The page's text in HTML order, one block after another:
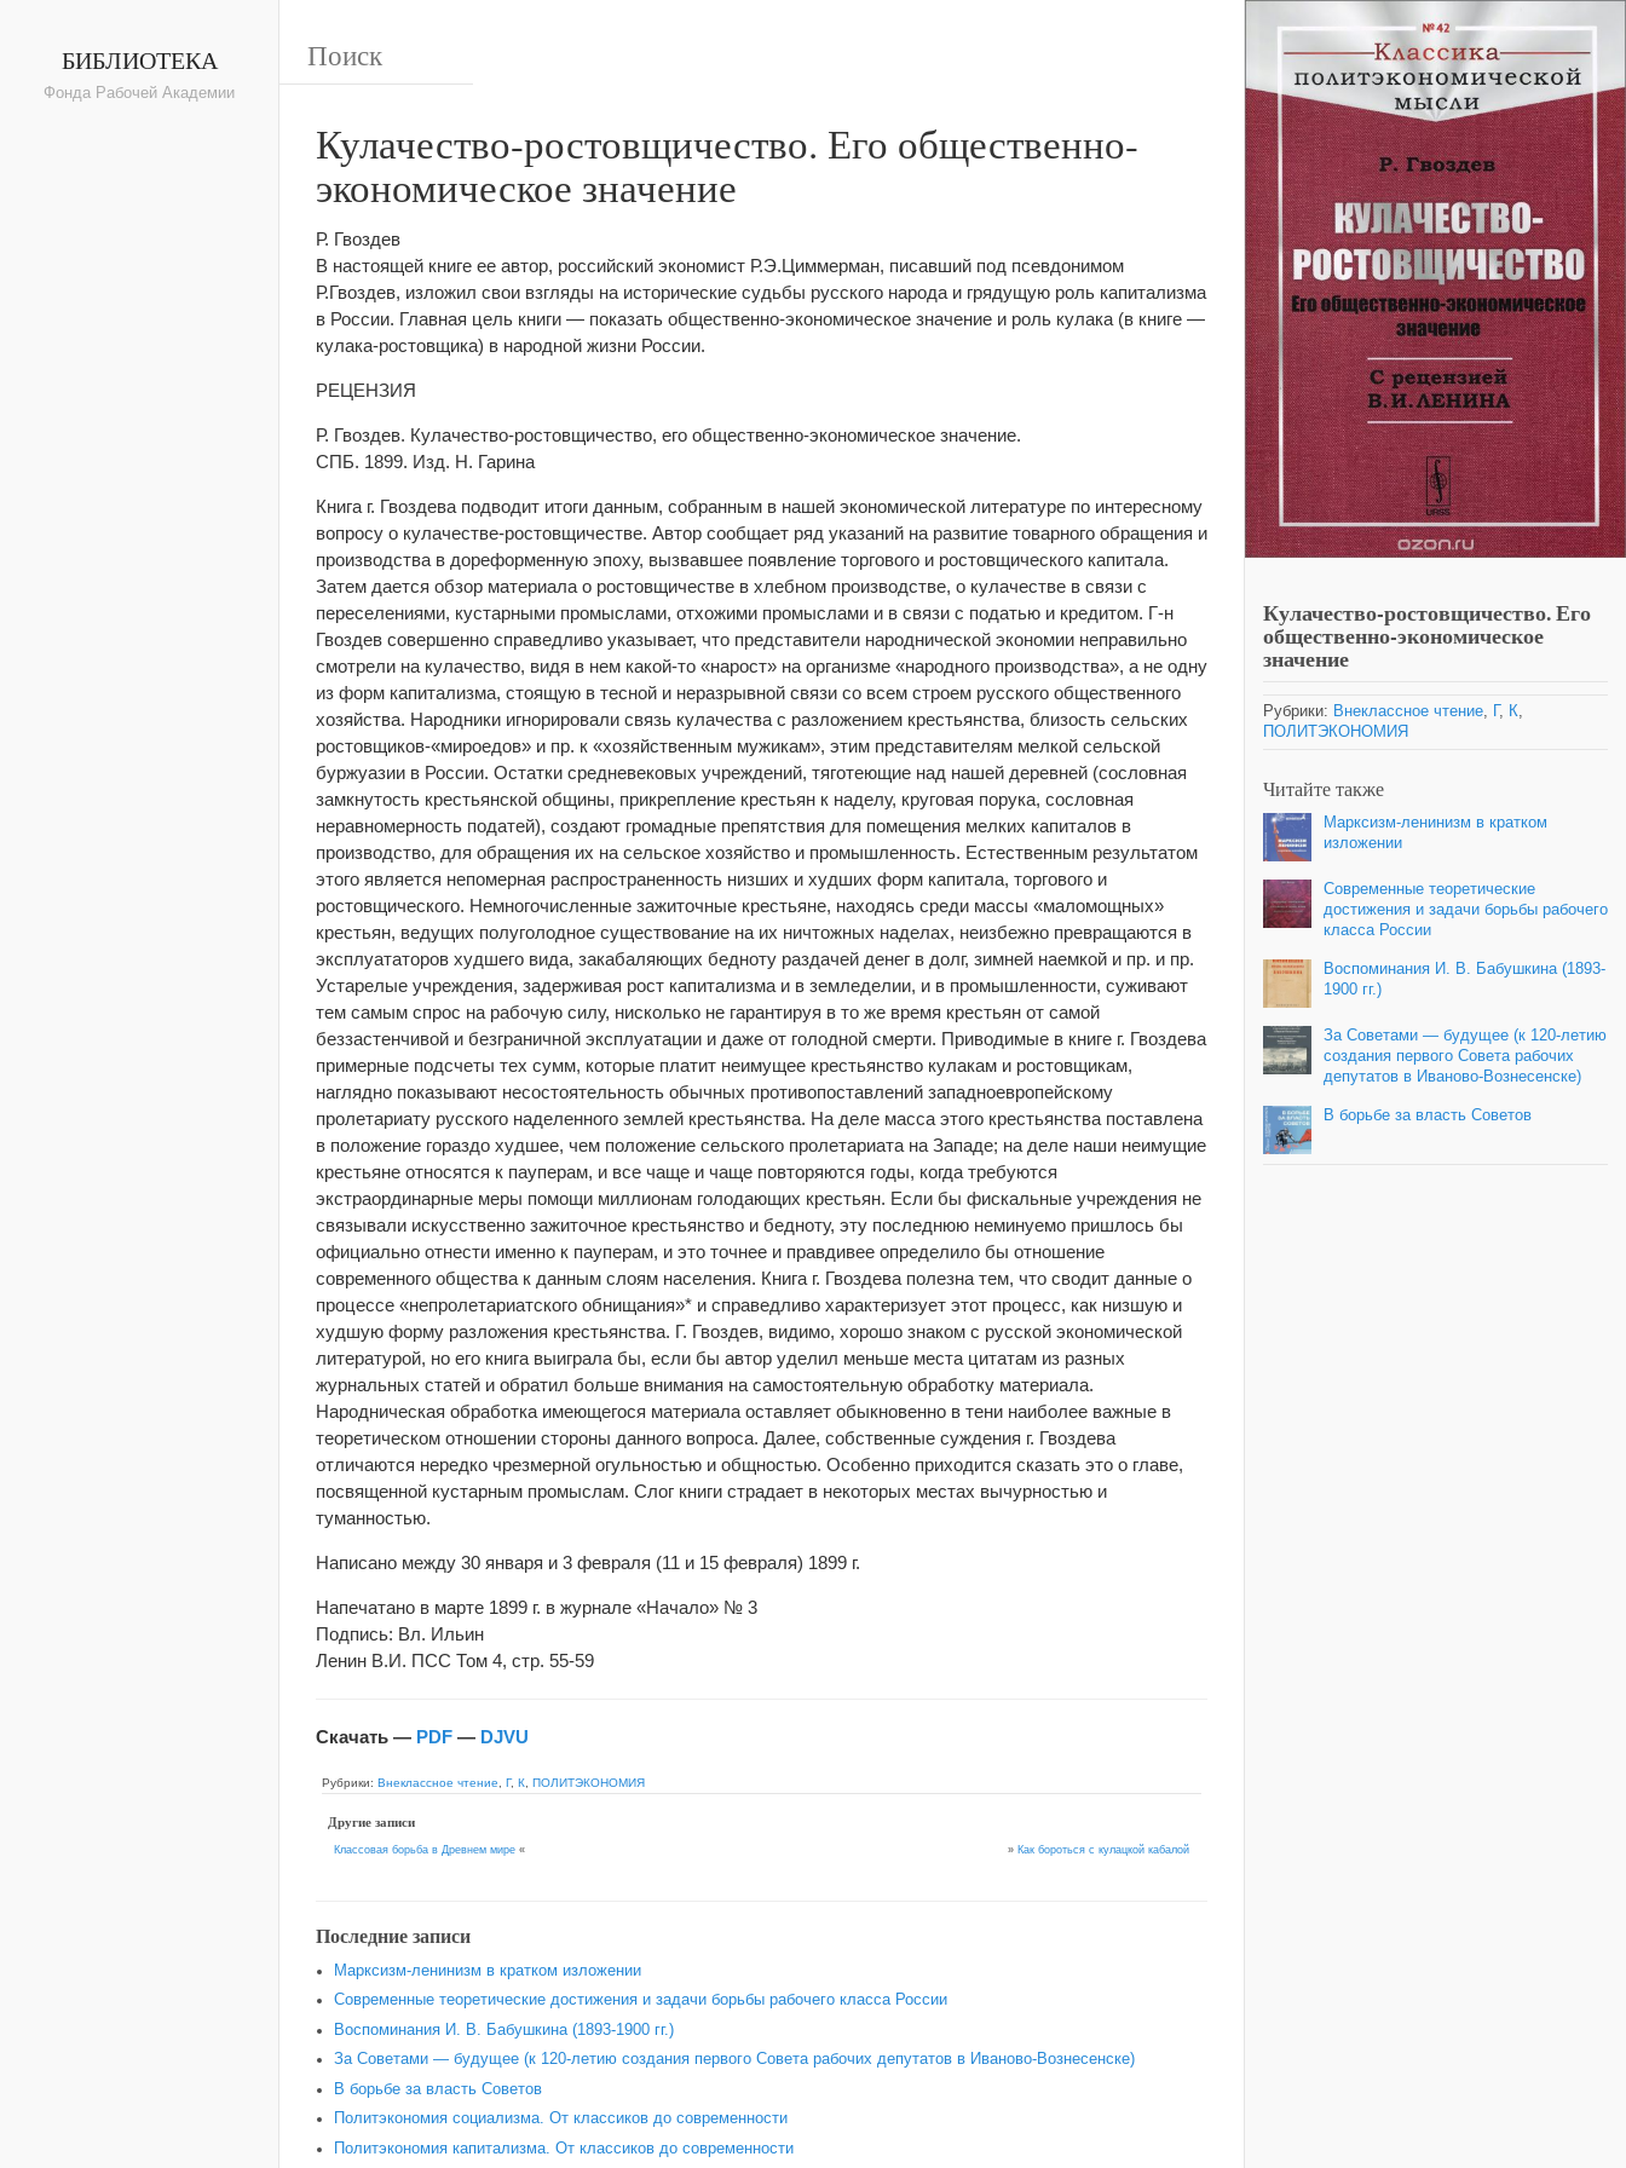
БИБЛИОТЕКА
Фонда Рабочей Академии
Кулачество-ростовщичество. Его общественно-
экономическое значение
Р. Гвоздев
В настоящей книге ее автор, российский экономист Р.Э.Циммерман, писавший под псевдонимом
Р.Гвоздев, изложил свои взгляды на исторические судьбы русского народа и грядущую роль капитализма
в России. Главная цель книги — показать общественно-экономическое значение и роль кулака (в книге —
кулака-ростовщика) в народной жизни России.
РЕЦЕНЗИЯ
Р. Гвоздев. Кулачество-ростовщичество, его общественно-экономическое значение.
СПБ. 1899. Изд. Н. Гарина
Книга г. Гвоздева подводит итоги данным, собранным в нашей экономической литературе по интересному
вопросу о кулачестве-ростовщичестве. Автор сообщает ряд указаний на развитие товарного обращения и
производства в дореформенную эпоху, вызвавшее появление торгового и ростовщического капитала.
Затем дается обзор материала о ростовщичестве в хлебном производстве, о кулачестве в связи с
переселениями, кустарными промыслами, отхожими промыслами и в связи с податью и кредитом. Г-н
Гвоздев совершенно справедливо указывает, что представители народнической экономии неправильно
смотрели на кулачество, видя в нем какой-то «нарост» на организме «народного производства», а не одну
из форм капитализма, стоящую в тесной и неразрывной связи со всем строем русского общественного
хозяйства. Народники игнорировали связь кулачества с разложением крестьянства, близость сельских
ростовщиков-«мироедов» и пр. к «хозяйственным мужикам», этим представителям мелкой сельской
буржуазии в России. Остатки средневековых учреждений, тяготеющие над нашей деревней (сословная
замкнутость крестьянской общины, прикрепление крестьян к наделу, круговая порука, сословная
неравномерность податей), создают громадные препятствия для помещения мелких капиталов в
производство, для обращения их на сельское хозяйство и промышленность. Естественным результатом
этого является непомерная распространенность низших и худших форм капитала, торгового и
ростовщического. Немногочисленные зажиточные крестьяне, находясь среди массы «маломощных»
крестьян, ведущих полуголодное существование на их ничтожных наделах, неизбежно превращаются в
эксплуататоров худшего вида, закабаляющих бедноту раздачей денег в долг, зимней наемкой и пр. и пр.
Устарелые учреждения, задерживая рост капитализма и в земледелии, и в промышленности, суживают
тем самым спрос на рабочую силу, нисколько не гарантируя в то же время крестьян от самой
беззастенчивой и безграничной эксплуатации и даже от голодной смерти. Приводимые в книге г. Гвоздева
примерные подсчеты тех сумм, которые платит неимущее крестьянство кулакам и ростовщикам,
наглядно показывают несостоятельность обычных противопоставлений западноевропейскому
пролетариату русского наделенного землей крестьянства. На деле масса этого крестьянства поставлена
в положение гораздо худшее, чем положение сельского пролетариата на Западе; на деле наши неимущие
крестьяне относятся к пауперам, и все чаще и чаще повторяются годы, когда требуются
экстраординарные меры помощи миллионам голодающих крестьян. Если бы фискальные учреждения не
связывали искусственно зажиточное крестьянство и бедноту, эту последнюю неминуемо пришлось бы
официально отнести именно к пауперам, и это точнее и правдивее определило бы отношение
современного общества к данным слоям населения. Книга г. Гвоздева полезна тем, что сводит данные о
процессе «непролетариатского обнищания»* и справедливо характеризует этот процесс, как низшую и
худшую форму разложения крестьянства. Г. Гвоздев, видимо, хорошо знаком с русской экономической
литературой, но его книга выиграла бы, если бы автор уделил меньше места цитатам из разных
журнальных статей и обратил больше внимания на самостоятельную обработку материала.
Народническая обработка имеющегося материала оставляет обыкновенно в тени наиболее важные в
теоретическом отношении стороны данного вопроса. Далее, собственные суждения г. Гвоздева
отличаются нередко чрезмерной огульностью и общностью. Особенно приходится сказать это о главе,
посвященной кустарным промыслам. Слог книги страдает в некоторых местах вычурностью и
туманностью.
Написано между 30 января и 3 февраля (11 и 15 февраля) 1899 г.
Напечатано в марте 1899 г. в журнале «Начало» № 3
Подпись: Вл. Ильин
Ленин В.И. ПСС Том 4, стр. 55-59
Скачать — PDF — DJVU
Рубрики: Внеклассное чтение Г, К ПОЛИТЭКОНОМИЯ
Другие записи
Классовая борьба в Древнем мире « » Как бороться с кулацкой кабалой
Последние записи
Марксизм-ленинизм в кратком изложении
Современные теоретические достижения и задачи борьбы рабочего класса России
Воспоминания И. В. Бабушкина (1893-1900 гг.)
За Советами — будущее (к 120‑летию создания первого Совета рабочих депутатов в Иваново‑Вознесенске)
В борьбе за власть Советов
Политэкономия социализма. От классиков до современности
Политэкономия капитализма. От классиков до современности
Кулачество-ростовщичество. Его
общественно-экономическое
значение
Рубрики: Внеклассное чтение Г, К
ПОЛИТЭКОНОМИЯ
Читайте также
Марксизм-ленинизм в кратком
изложении
Современные теоретические
достижения и задачи борьбы рабочего
класса России
Воспоминания И. В. Бабушкина (1893-
1900 гг.)
За Советами — будущее (к 120‑летию
создания первого Совета рабочих
депутатов в Иваново‑Вознесенске)
В борьбе за власть Советов